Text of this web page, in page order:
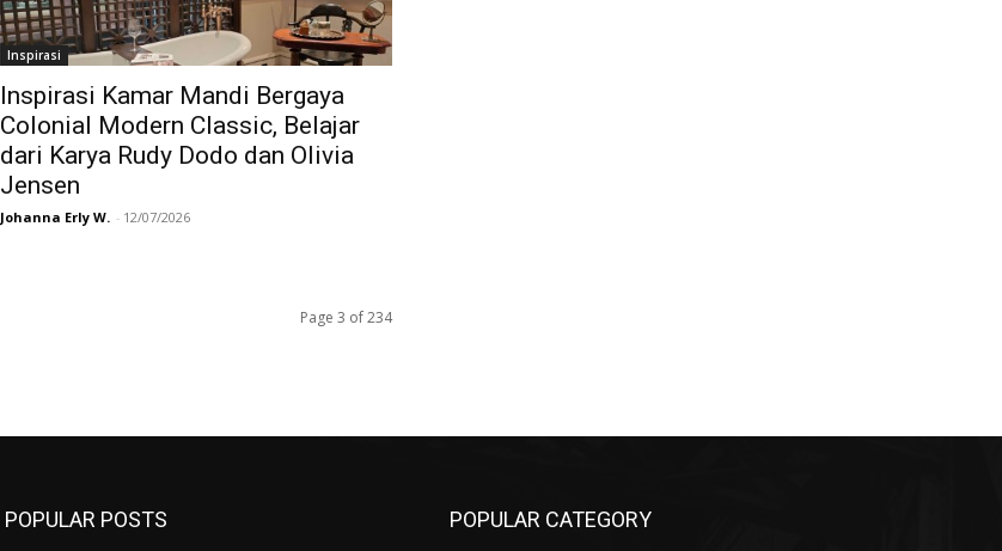
Inspirasi
Inspirasi Kamar Mandi Bergaya
Colonial Modern Classic, Belajar
dari Karya Rudy Dodo dan Olivia
Jensen
Johanna Erly W. - 12/07/2026
Page 3 of 234
POPULAR POSTS POPULAR CATEGORY